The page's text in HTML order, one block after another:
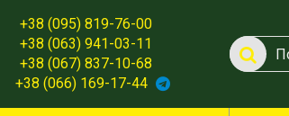
+38 (095) 819-76-00
+38 (063) 941-03-11
+38 (067) 837-10-68
+38 (066) 169-17-44